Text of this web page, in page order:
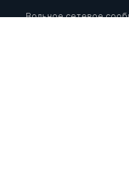
Вольное сетевое